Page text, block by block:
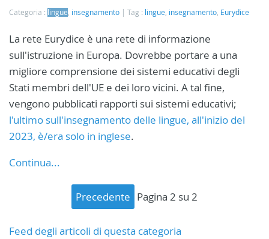
Categoria : lingue insegnamento Tag : lingue insegnamento Eurydice
La rete Eurydice è una rete di informazione
sull'istruzione in Europa. Dovrebbe portare a una
migliore comprensione dei sistemi educativi degli
Stati membri dell'UE e dei loro vicini. A tal fine,
vengono pubblicati rapporti sui sistemi educativi;
l'ultimo sull'insegnamento delle lingue, all'inizio del
2023, è/era solo in inglese.
Continua...
precedente pagina 2 su 2
Feed degli articoli di questa categoria